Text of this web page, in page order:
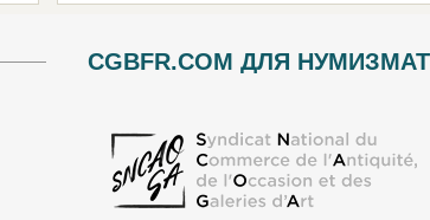
CGBFR.COM ДЛЯ